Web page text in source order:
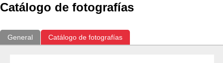
Catálogo de fotografías
General Catálogo de fotografías